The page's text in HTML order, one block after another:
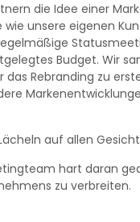
die Idee einer
unsere eigenen
Budget. Wir
Rebranding zu
auf allen
hart daran
zu verbreiten.